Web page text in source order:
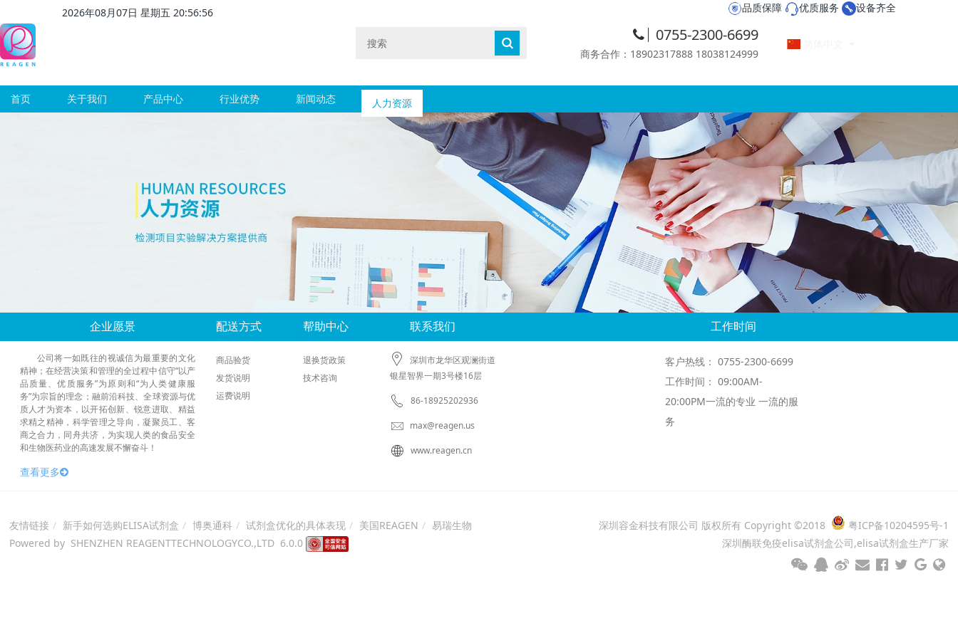
2026年08月07日 星期五 20:56:56 品质保障 优质服务 设备齐全
0755-2300-6699
商务合作：18902317888 18038124999
首页 关于我们 产品中心 行业优势 新闻动态 人力资源
企业愿景
公司将一如既往的视诚信为最重要的文化
精神；在经营决策和管理的全过程中信守“以产
品质量、优质服务”为原则和“为人类健康服
务”为宗旨的理念；融前沿科技、全球资源与优
质人才为资本，以开拓创新、锐意进取、精益
求精之精神，科学管理之导向，凝聚员工、客
商之合力，同舟共济，为实现人类的食品安全
和生物医药业的高速发展不懈奋斗！
查看更多
配送方式
商品验货
发货说明
运费说明
帮助中心
退换货政策
技术咨询
联系我们
深圳市龙华区观澜街道
银星智界一期3号楼16层
86-18925202936
max@reagen.us
www.reagen.cn
工作时间
客户热线： 0755-2300-6699
工作时间： 09:00AM-
20:00PM一流的专业 一流的服
务
友情链接 新手如何选购ELISA试剂盒 博奥通科 试剂盒优化的具体表现 美国REAGEN
易瑞生物
Powered by SHENZHEN REAGENTTECHNOLOGYCO.,LTD 6.0.0
深圳容金科技有限公司 版权所有 Copyright ©2018
粤ICP备10204595号-1
深圳酶联免疫elisa试剂盒公司,elisa试剂盒生产厂家